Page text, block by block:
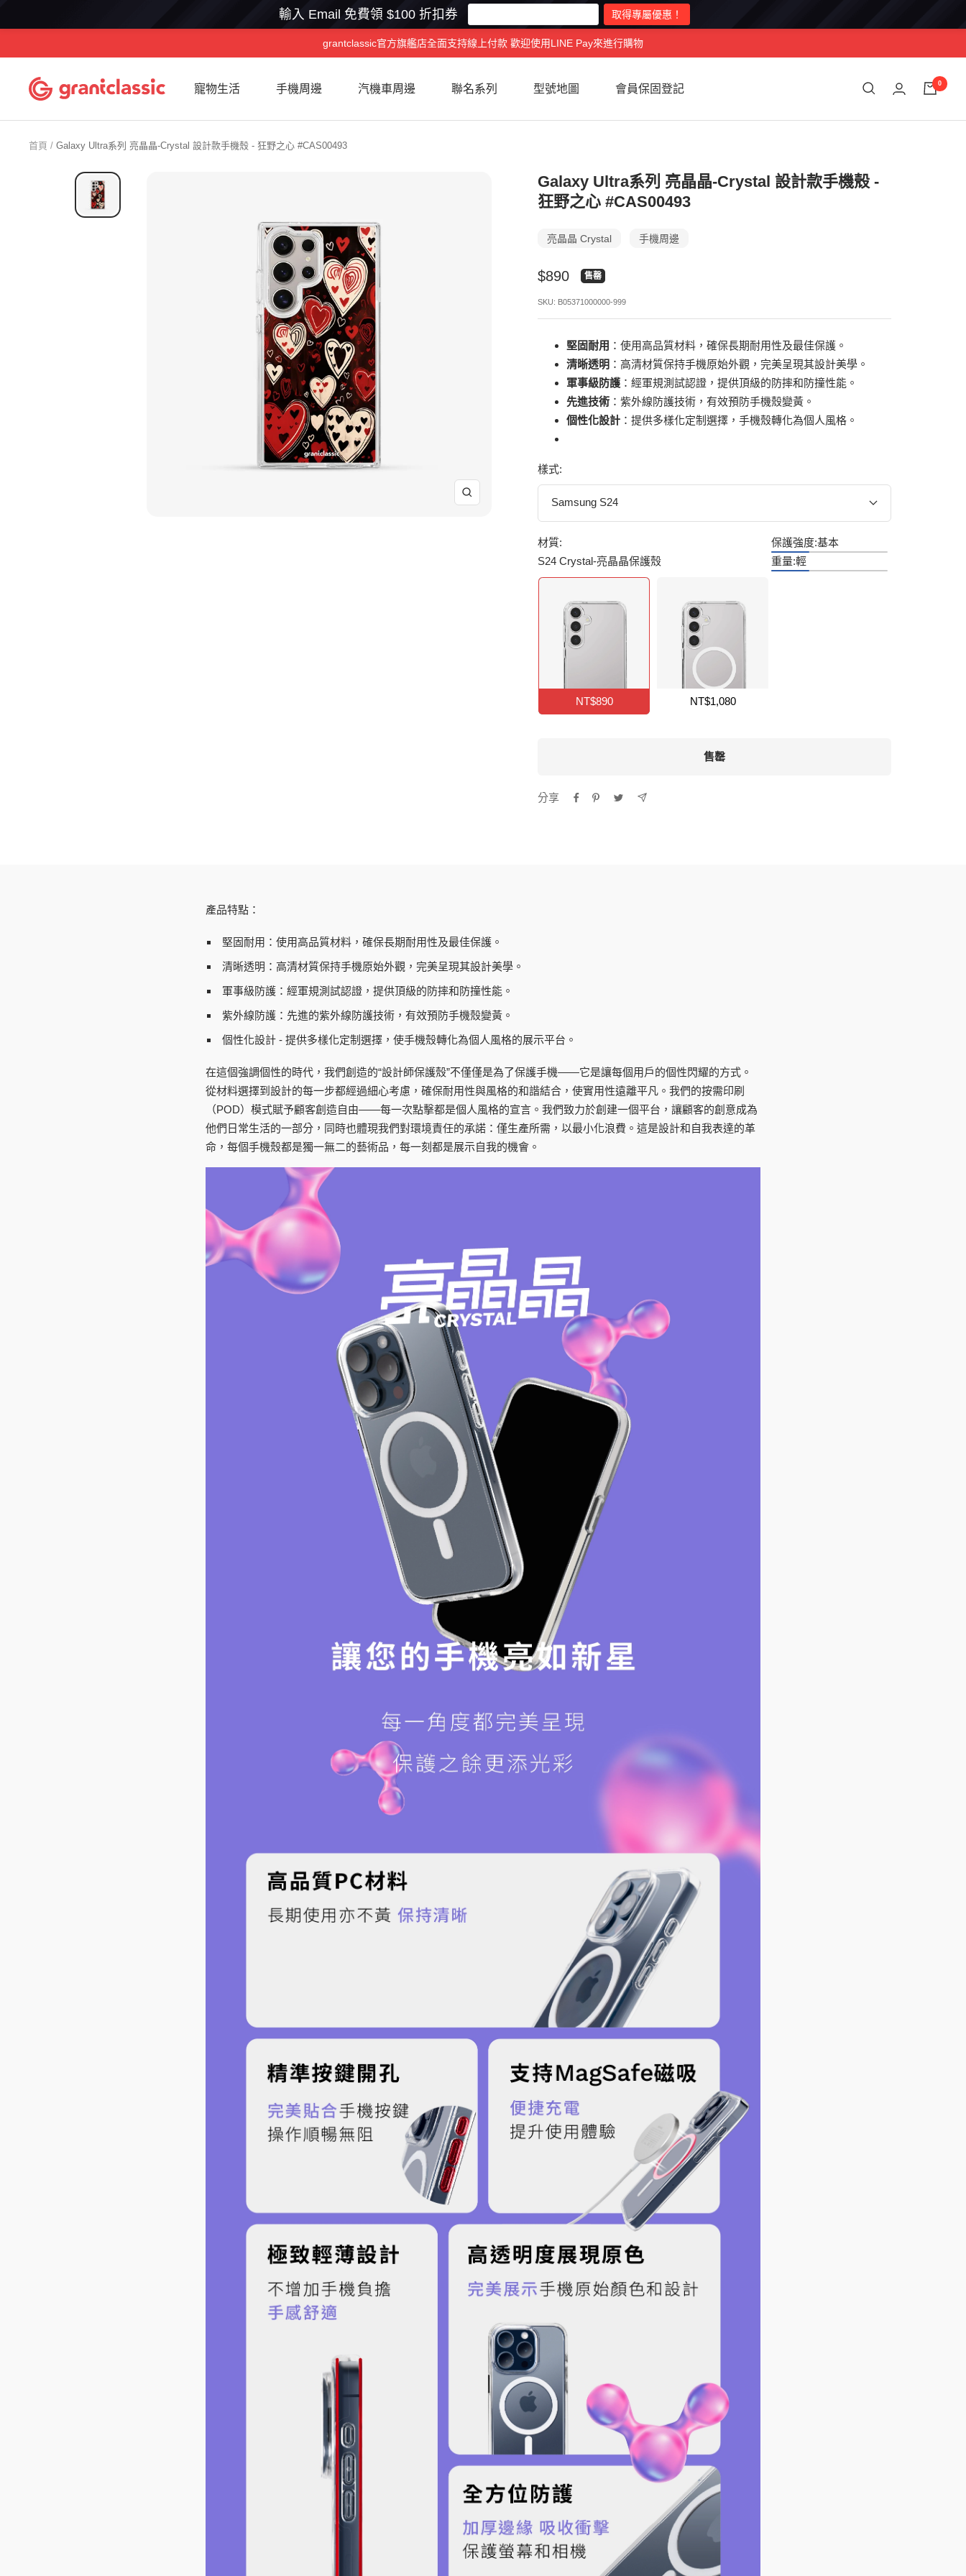
輸入 Email 免費領 $100 折扣券
至
grantclassic官方旗艦店全面支持線上付款 歡迎使用LINE Pay來進行購物
寵物生活 手機周邊 汽機車周邊 聯名系列 型號地圖 會員保固登記
grantclassic
特
經
典
0
首頁 Galaxy Ultra系列 亮晶晶-Crystal 設計款手機殼 - 狂野之心 #CAS00493
放
Galaxy Ultra系列 亮晶晶-Crystal 設計款手機殼 -
狂野之心 #CAS00493
亮晶晶 Crystal 手機周邊
特
價
$890 售罄
SKU: B05371000000-999
堅固耐用 ：使用高品質材料，確保長期耐用性及最佳保護。
清晰透明 ：高清材質保持手機原始外觀，完美呈現其設計美學。
軍事級防護 ：經軍規測試認證，提供頂級的防摔和防撞性能。
先進技術 ：紫外線防護技術，有效預防手機殼變黃。
個性化設計 ：提供多樣化定制選擇，手機殼轉化為個人風格。
樣式:
Samsung S24
材質:
S24 Crystal-亮晶晶保護殼
保護強度:基本
重量:輕
NT$890 NT$1,080
售罄
分享
產品特點：
堅固耐用：使用高品質材料，確保長期耐用性及最佳保護。
清晰透明：高清材質保持手機原始外觀，完美呈現其設計美學。
軍事級防護：經軍規測試認證，提供頂級的防摔和防撞性能。
紫外線防護： 先進的紫外線防護技術，有效預防手機殼變黃。
個性化設計 - 提供多樣化定制選擇，使手機殼轉化為個人風格的展示平台。
在這個強調個性的時代，我們創造的“設計師保護殼”不僅僅是為了保護手機——它是讓每個用戶的個性閃耀的方式。
從材料選擇到設計的每一步都經過細心考慮，確保耐用性與風格的和諧結合，使實用性遠離平凡。我們的按需印刷
（POD）模式賦予顧客創造自由——每一次點擊都是個人風格的宣言。我們致力於創建一個平台，讓顧客的創意成為
他們日常生活的一部分，同時也體現我們對環境責任的承諾：僅生產所需，以最小化浪費。這是設計和自我表達的革
命，每個手機殼都是獨一無二的藝術品，每一刻都是展示自我的機會。